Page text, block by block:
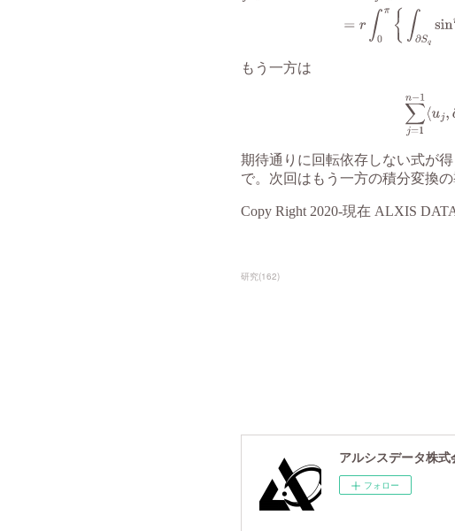
研究(162)
アルシスデータ株
フォロー